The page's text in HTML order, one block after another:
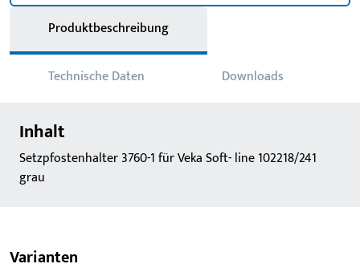
Produktbeschreibung
Technische Daten Downloads
Inhalt
Setzpfostenhalter 3760-1 für Veka Soft- line 102218/241
grau
Varianten